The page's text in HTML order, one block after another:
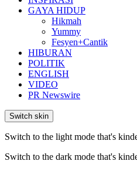
GAYA HIDUP
Hikmah
Yummy
Fesyen+Cantik
HIBURAN
POLITIK
ENGLISH
VIDEO
PR Newswire
Switch skin
Switch to the light mode that's
Switch to the dark mode that's